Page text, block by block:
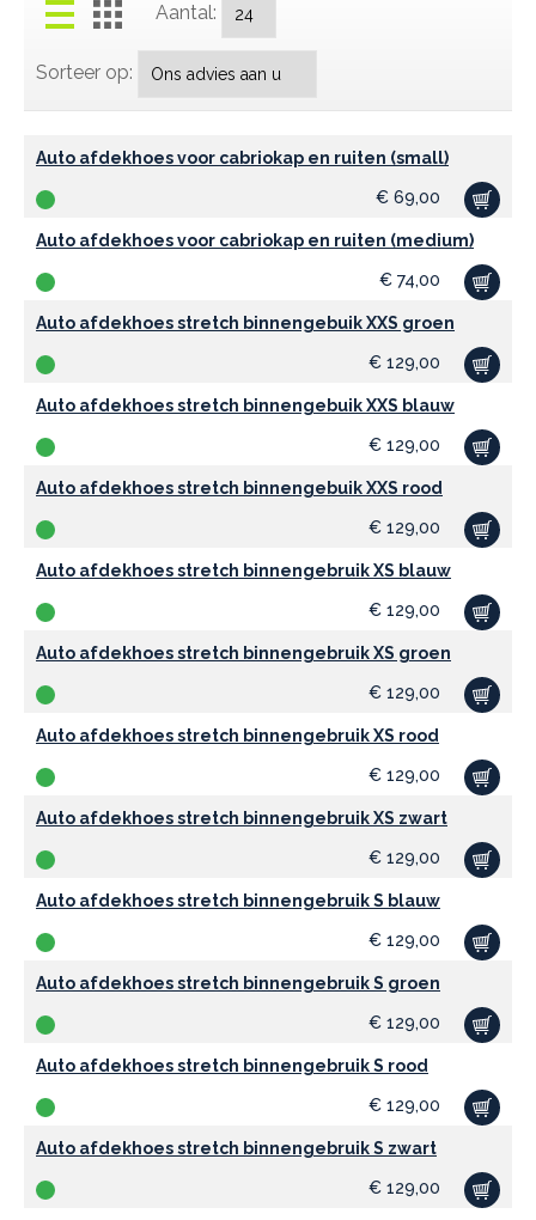
Aantal:
Sorteer op:
Auto afdekhoes voor cabriokap en ruiten (small)
€ 69,00
Auto afdekhoes voor cabriokap en ruiten (medium)
€ 74,00
Auto afdekhoes stretch binnengebuik XXS groen
€ 129,00
Auto afdekhoes stretch binnengebuik XXS blauw
€ 129,00
Auto afdekhoes stretch binnengebuik XXS rood
€ 129,00
Auto afdekhoes stretch binnengebruik XS blauw
€ 129,00
Auto afdekhoes stretch binnengebruik XS groen
€ 129,00
Auto afdekhoes stretch binnengebruik XS rood
€ 129,00
Auto afdekhoes stretch binnengebruik XS zwart
€ 129,00
Auto afdekhoes stretch binnengebruik S blauw
€ 129,00
Auto afdekhoes stretch binnengebruik S groen
€ 129,00
Auto afdekhoes stretch binnengebruik S rood
€ 129,00
Auto afdekhoes stretch binnengebruik S zwart
€ 129,00